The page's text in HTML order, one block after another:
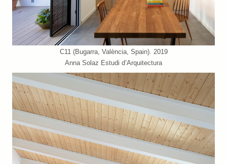
C11 (Bugarra, València, Spain). 2019
Anna Solaz Estudi d’Arquitectura